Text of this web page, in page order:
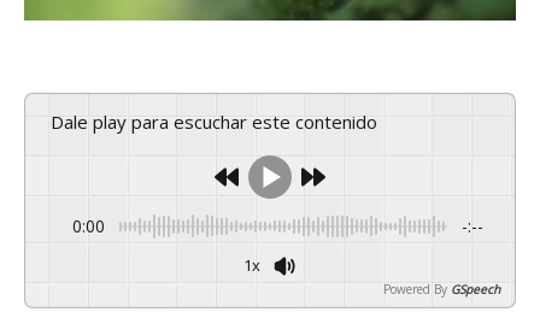
Dale play para escuchar este contenido
0:00 -:--
1x
Powered By GSpeech